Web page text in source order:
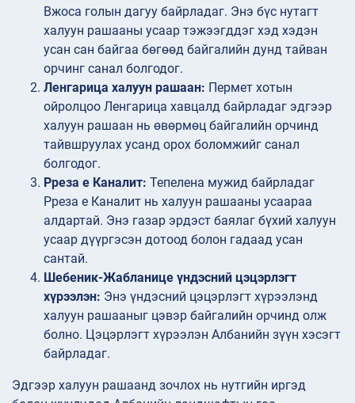
Вжоса голын дагуу байрладаг. Энэ бүс нутагт
халуун рашааны усаар тэжээгддэг хэд хэдэн
усан сан байгаа бөгөөд байгалийн дунд тайван
орчинг санал болгодог.
Ленгарица халуун рашаан: Пермет хотын
ойролцоо Ленгарица хавцалд байрладаг эдгээр
халуун рашаан нь өвөрмөц байгалийн орчинд
тайвшруулах усанд орох боломжийг санал
болгодог.
Рреза е Каналит: Тепелена мужид байрладаг
Рреза е Каналит нь халуун рашааны усаараа
алдартай. Энэ газар эрдэст баялаг бүхий халуун
усаар дүүргэсэн дотоод болон гадаад усан
сантай.
Шебеник-Жабланице үндэсний цэцэрлэгт
хүрээлэн: Энэ үндэсний цэцэрлэгт хүрээлэнд
халуун рашааныг цэвэр байгалийн орчинд олж
болно. Цэцэрлэгт хүрээлэн Албанийн зүүн хэсэгт
байрладаг.
Эдгээр халуун рашаанд зочлох нь нутгийн иргэд